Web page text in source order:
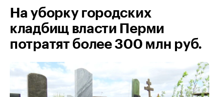
На уборку городских
кладбищ власти Перми
потратят более 300 млн руб.